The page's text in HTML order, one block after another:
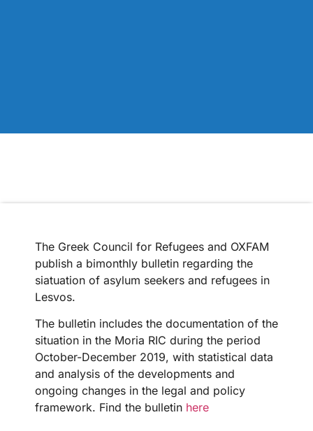
The Greek Council for Refugees and OXFAM
publish a bimonthly bulletin regarding the
siatuation of asylum seekers and refugees in
Lesvos.
The bulletin includes the documentation of the
situation in the Moria RIC during the period
October-December 2019, with statistical data
and analysis of the developments and
ongoing changes in the legal and policy
framework. Find the bulletin here